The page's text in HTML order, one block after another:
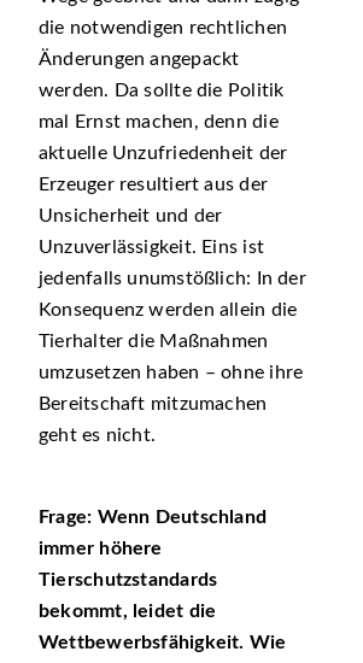
die notwendigen rechtlichen
Änderungen angepackt
werden. Da sollte die Politik
mal Ernst machen, denn die
aktuelle Unzufriedenheit der
Erzeuger resultiert aus der
Unsicherheit und der
Unzuverlässigkeit. Eins ist
jedenfalls unumstößlich: In der
Konsequenz werden allein die
Tierhalter die Maßnahmen
umzusetzen haben – ohne ihre
Bereitschaft mitzumachen
geht es nicht.
Frage: Wenn Deutschland
immer höhere
Tierschutzstandards
bekommt, leidet die
Wettbewerbsfähigkeit. Wie